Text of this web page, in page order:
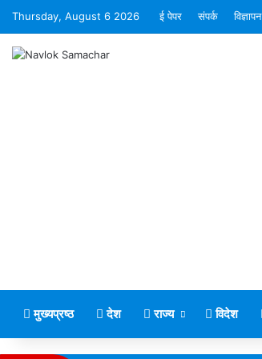
Thursday, August 6 2026 ई पेपर संपर्क विज्ञापन
मुख्यप्रष्ठ देश राज्य विदेश